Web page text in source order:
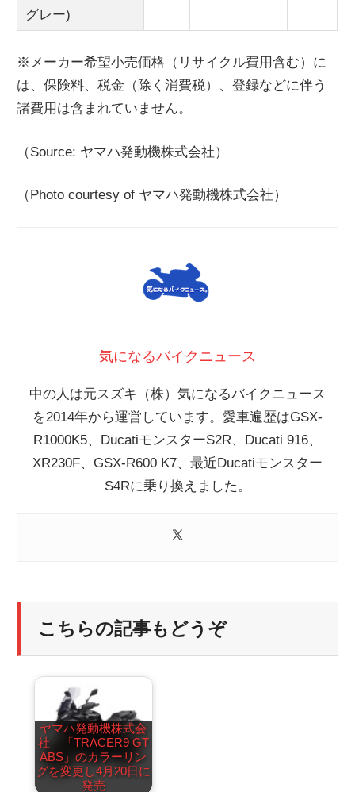
グレー)
※メーカー希望小売価格（リサイクル費用含む）に
は、保険料、税金（除く消費税）、登録などに伴う
諸費用は含まれていません。
（Source: ヤマハ発動機株式会社）
（Photo courtesy of ヤマハ発動機株式会社）
気になるバイクニュース
中の人は元スズキ（株）気になるバイクニュース
を2014年から運営しています。愛車遍歴はGSX-
R1000K5、DucatiモンスターS2R、Ducati 916、
XR230F、GSX-R600 K7、最近Ducatiモンスター
S4Rに乗り換えました。
こちらの記事もどうぞ
ヤマハ発動機株式会
社 「TRACER9 GT
ABS」のカラーリン
グを変更し4月20日に
発売